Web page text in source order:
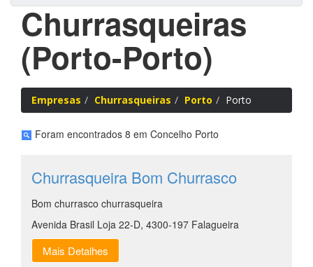
Churrasqueiras
(Porto-Porto)
Empresas Churrasqueiras Porto Porto
Foram encontrados 8 em Concelho Porto
Churrasqueira Bom Churrasco
Bom churrasco churrasqueira
Avenida Brasil Loja 22-D, 4300-197 Falagueira
Mais Detalhes